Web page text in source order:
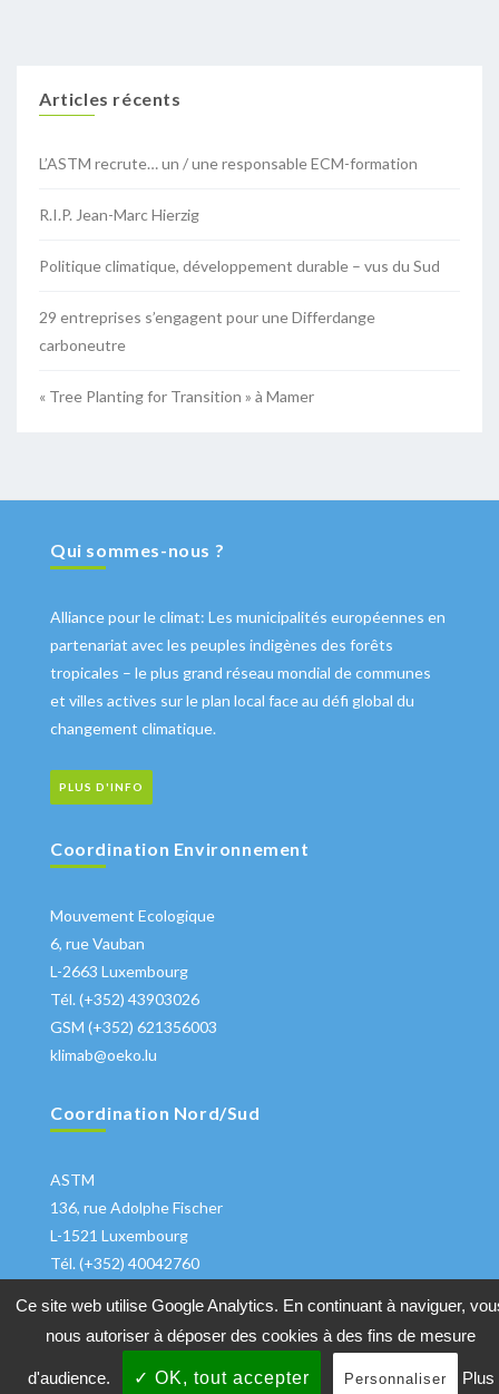
Articles récents
L’ASTM recrute… un / une responsable ECM-formation
R.I.P. Jean-Marc Hierzig
Politique climatique, développement durable – vus du Sud
29 entreprises s’engagent pour une Differdange
carboneutre
« Tree Planting for Transition » à Mamer
Qui sommes-nous ?
Alliance pour le climat: Les municipalités européennes en
partenariat avec les peuples indigènes des forêts
tropicales – le plus grand réseau mondial de communes
et villes actives sur le plan local face au défi global du
changement climatique.
PLUS D'INFO
Coordination Environnement
Mouvement Ecologique
6, rue Vauban
L-2663 Luxembourg
Tél. (+352) 43903026
GSM (+352) 621356003
klimab@oeko.lu
Coordination Nord/Sud
ASTM
136, rue Adolphe Fischer
L-1521 Luxembourg
Tél. (+352) 40042760
Ce site web utilise Google Analytics. En continuant à naviguer,
nous autoriser à déposer des cookies à des fins de mesure
d'audience. ✓ OK, tout accepter Personnaliser Plus